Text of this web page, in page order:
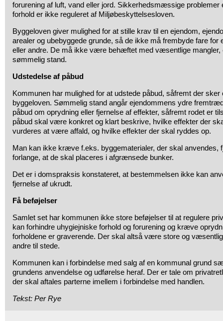
forurening af luft, vand eller jord. Sikkerhedsmæssige
forhold er ikke reguleret af Miljøbeskyttelsesloven.
Byggeloven giver mulighed for at stille krav til en ejendom,
arealer og ubebyggede grunde, så de ikke må frembyde fare for
eller andre. De må ikke være behæftet med væsentlige mangler,
sømmelig stand.
Udstedelse af påbud
Kommunen har mulighed for at udstede påbud, såfremt der
byggeloven. Sømmelig stand angår ejendommens ydre
påbud om oprydning eller fjernelse af effekter, såfremt rodet er
påbud skal være konkret og klart beskrive, hvilke effekter der
vurderes at være affald, og hvilke effekter der skal ryddes op.
Man kan ikke kræve f.eks. byggematerialer, der skal anvendes,
forlange, at de skal placeres i afgrænsede bunker.
Det er i domspraksis konstateret, at bestemmelsen ikke kan
fjernelse af ukrudt.
Få beføjelser
Samlet set har kommunen ikke store beføjelser til at regulere
kan forhindre uhygiejniske forhold og forurening og kræve
forholdene er graverende. Der skal altså være store og
andre til stede.
Kommunen kan i forbindelse med salg af en kommunal grund
grundens anvendelse og udførelse heraf. Der er tale om
der skal aftales parterne imellem i forbindelse med handlen.
Tekst: Per Rye